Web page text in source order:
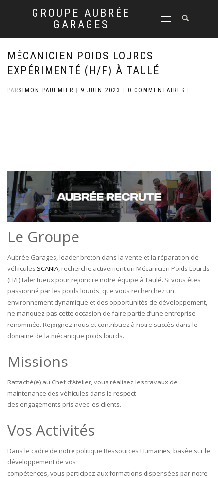
GROUPE AUBRÉE
GARAGES
DÉPLIER
NAVIGATION
MÉCANICIEN POIDS LOURDS
EXPÉRIMENTÉ (H/F) À TAULÉ
PAR SIMON PAULMIER 9 JUIN 2023 0 COMMENTAIRES
Le Groupe
Aubrée Garages, leader breton dans la vente et la réparation de
véhicules SCANIA, recherche activement un Mécanicien Poids Lourds
(H/F) talentueux pour rejoindre notre équipe à Taulé. Si vous êtes
passionné par les poids lourds, que vous recherchez un
environnement dynamique et des opportunités de développement,
ne manquez pas cette occasion de faire partie d’une entreprise
renommée. Rejoignez-nous et contribuez à notre succès dans le
domaine de la mécanique poids lourds.
Missions
Rattaché(e) au Chef d’Atelier, vous réalisez les travaux de
maintenance des véhicules dans le respect
des engagements pris avec les clients.
Vos Activités
Dans le cadre de notre politique Ressources Humaines, basée sur le
développement de vos
compétences, vous participez aux formations dispensées par notre